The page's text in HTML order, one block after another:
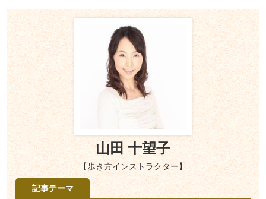
山田 十望子
【歩き方インストラクター】
記事テーマ